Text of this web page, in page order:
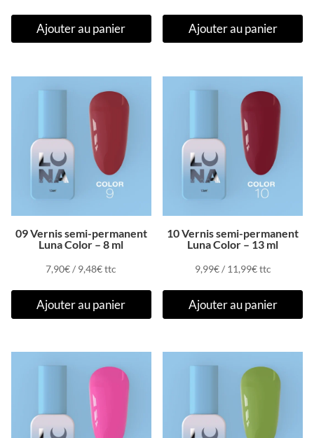
Ajouter au panier Ajouter au panier
09 Vernis semi-permanent
Luna Color – 8 ml
7,90€/ 9,48€ttc
Ajouter au panier
10 Vernis semi-permanent
Luna Color – 13 ml
9,99€/ 11,99€ttc
Ajouter au panier